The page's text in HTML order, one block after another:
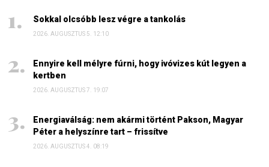
Sokkal olcsóbb lesz végre a tankolás
2026. AUGUSZTUS 5. 12:10
Ennyire kell mélyre fúrni, hogy ivóvizes kút legyen a
kertben
2026. AUGUSZTUS 7. 19:07
Energiaválság: nem akármi történt Pakson, Magyar
Péter a helyszínre tart – frissítve
2026. AUGUSZTUS 4. 08:19